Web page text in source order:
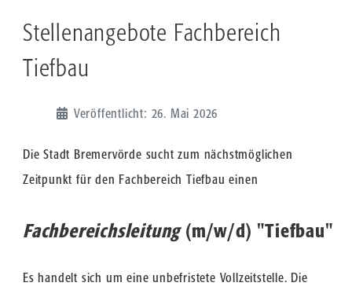
Stellenangebote Fachbereich
Tiefbau
Veröffentlicht: 26. Mai 2026
Die Stadt Bremervörde sucht zum nächstmöglichen
Zeitpunkt für den Fachbereich Tiefbau einen
Fachbereichsleitung(m/w/d) "Tiefbau"
Es handelt sich um eine unbefristete Vollzeitstelle. Die